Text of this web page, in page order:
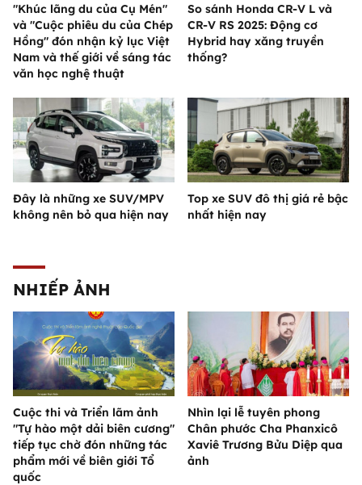
"Khúc lãng du của Cụ Mén"
và "Cuộc phiêu du của Chép
Hồng" đón nhận kỷ lục Việt
Nam và thế giới về sáng tác
văn học nghệ thuật
So sánh Honda CR-V L và
CR-V RS 2025: Động cơ
Hybrid hay xăng truyền
thống?
Đây là những xe SUV/MPV
không nên bỏ qua hiện nay
Top xe SUV đô thị giá rẻ bậc
nhất hiện nay
NHIẾP ẢNH
Cuộc thi và Triển lãm ảnh
"Tự hào một dải biên cương"
tiếp tục chờ đón những tác
phẩm mới về biên giới Tổ
quốc
Nhìn lại lễ tuyên phong
Chân phước Cha Phanxicô
Xaviê Trương Bửu Diệp qua
ảnh